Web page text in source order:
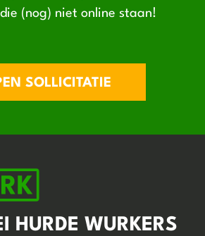
(nog) niet online staan!
SOLLICITATIE
HURDE WURKERS